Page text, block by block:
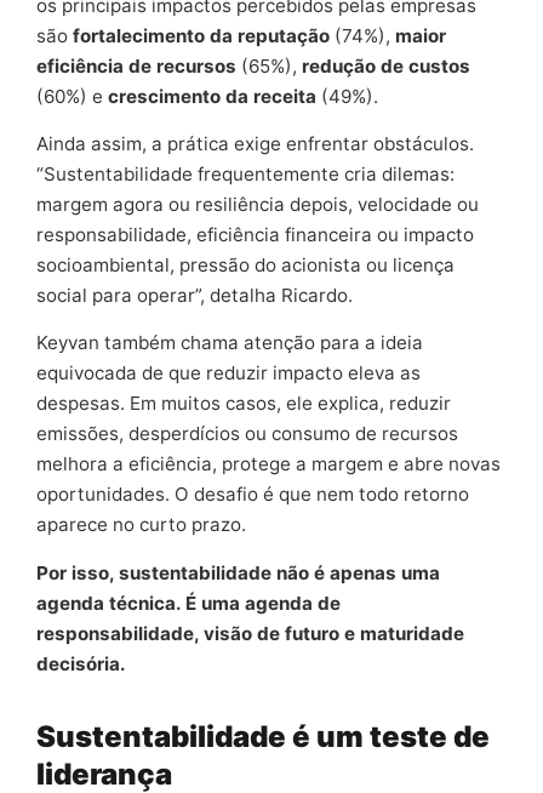
os principais impactos percebidos pelas empresas
são fortalecimento da reputação (74%), maior
eficiência de recursos (65%), redução de custos
(60%) e crescimento da receita (49%).
Ainda assim, a prática exige enfrentar obstáculos.
“Sustentabilidade frequentemente cria dilemas:
margem agora ou resiliência depois, velocidade ou
responsabilidade, eficiência financeira ou impacto
socioambiental, pressão do acionista ou licença
social para operar”, detalha Ricardo.
Keyvan também chama atenção para a ideia
equivocada de que reduzir impacto eleva as
despesas. Em muitos casos, ele explica, reduzir
emissões, desperdícios ou consumo de recursos
melhora a eficiência, protege a margem e abre novas
oportunidades. O desafio é que nem todo retorno
aparece no curto prazo.
Por isso, sustentabilidade não é apenas uma
agenda técnica. É uma agenda de
responsabilidade, visão de futuro e maturidade
decisória.
Sustentabilidade é um teste de
liderança